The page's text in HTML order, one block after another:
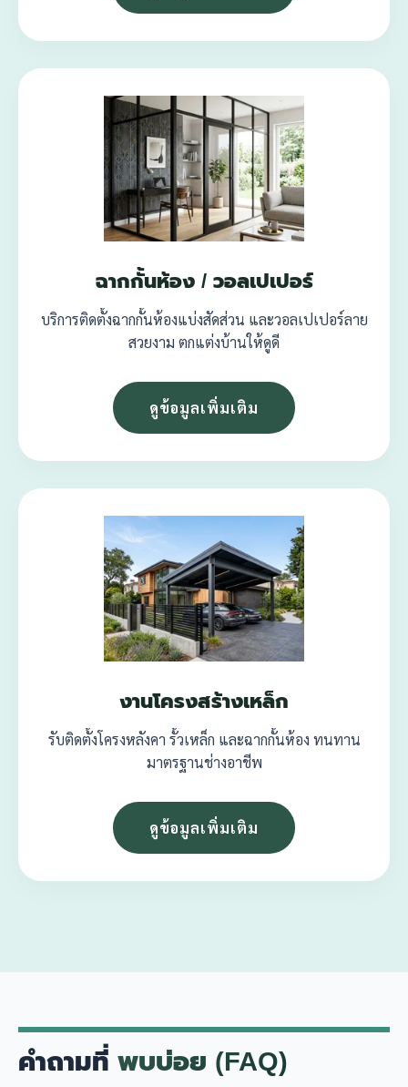
ฉากกั้นห้อง / วอลเปเปอร์
บริการติดตั้งฉากกั้นห้องแบ่งสัดส่วน และวอลเปเปอร์ลาย
สวยงาม ตกแต่งบ้านให้ดูดี
ดูข้อมูลเพิ่มเติม
งานโครงสร้างเหล็ก
รับติดตั้งโครงหลังคา รั้วเหล็ก และฉากกั้นห้อง ทนทาน
มาตรฐานช่างอาชีพ
ดูข้อมูลเพิ่มเติม
คำถามที่ พบบ่อย (FAQ)